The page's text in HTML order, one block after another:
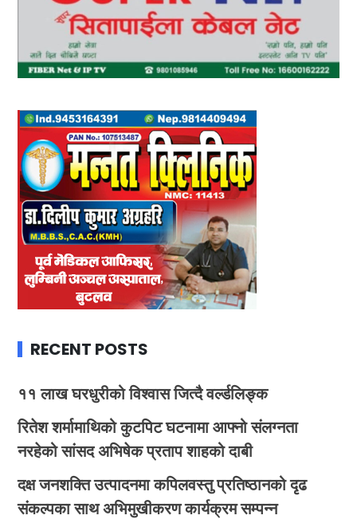
RECENT POSTS
११ लाख घरधुरीको विश्वास जित्दै वर्ल्डलिङ्क
रितेश शर्मामाथिको कुटपिट घटनामा आफ्नो संलग्नता
नरहेको सांसद अभिषेक प्रताप शाहको दाबी
दक्ष जनशक्ति उत्पादनमा कपिलवस्तु प्रतिष्ठानको दृढ
संकल्पका साथ अभिमुखीकरण कार्यक्रम सम्पन्न